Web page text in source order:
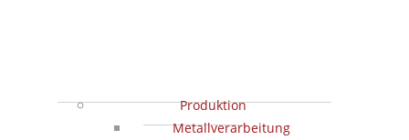
Produktion
Metallverarbeitung